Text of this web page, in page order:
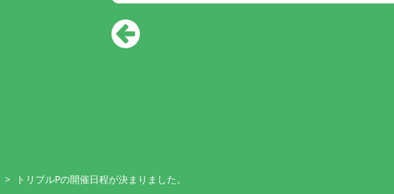
> トリプルPの開催日程が決まりました。